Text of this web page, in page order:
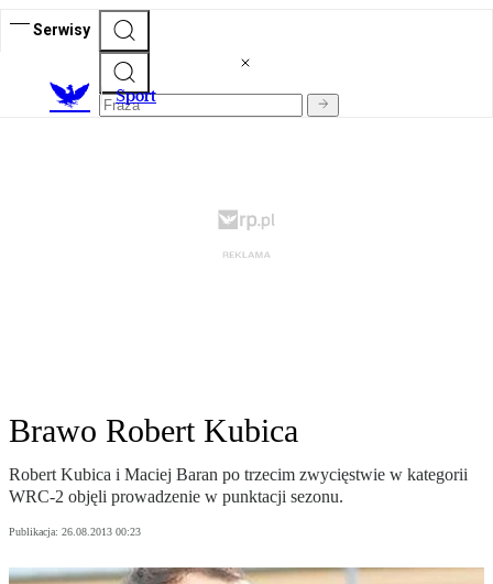
Serwisy
Sport
Brawo Robert Kubica
Robert Kubica i Maciej Baran po trzecim zwycięstwie w kategorii
WRC-2 objęli prowadzenie w punktacji sezonu.
Publikacja: 26.08.2013 00:23